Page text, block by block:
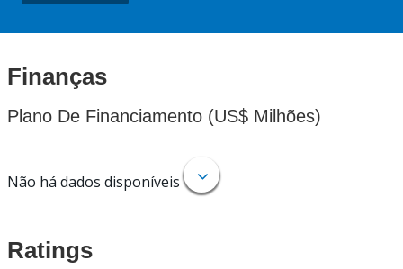
Finanças
Plano De Financiamento (US$ Milhões)
Não há dados disponíveis
Ratings